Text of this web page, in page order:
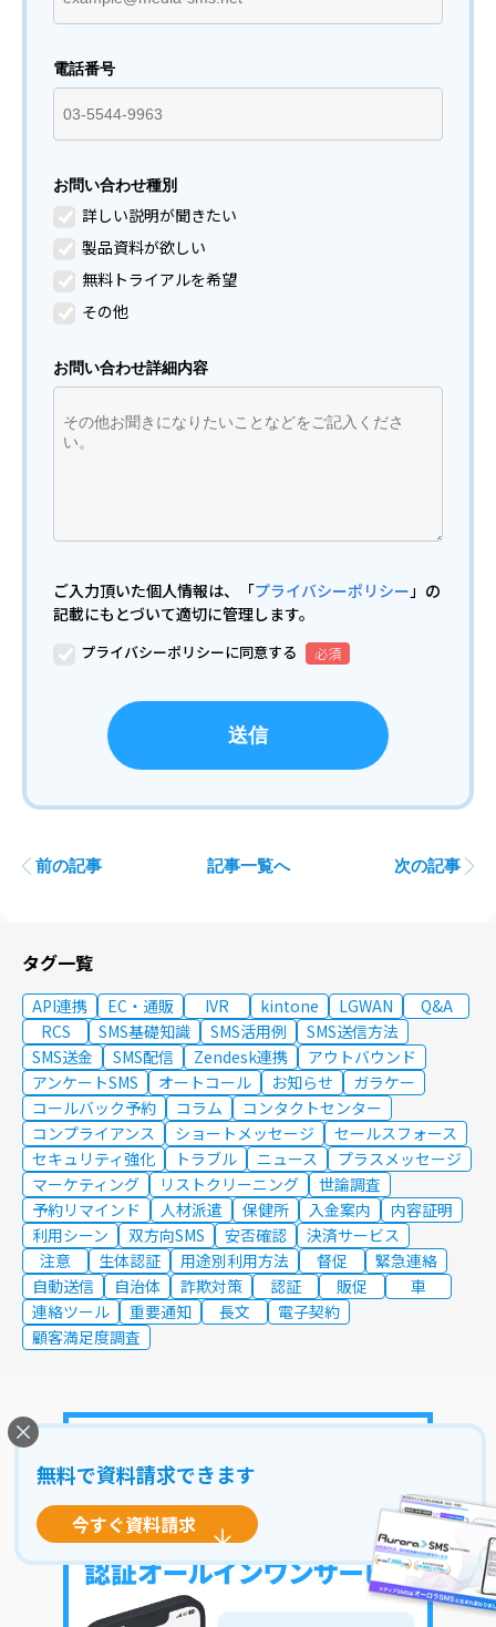
電話番号
お問い合わせ種別
詳しい説明が聞きたい
製品資料が欲しい
無料トライアルを希望
その他
お問い合わせ詳細内容
ご入力頂いた個人情報は、「プライバシーポリシー」の
記載にもとづいて適切に管理します。
プライバシーポリシーに同意する
前の記事 記事一覧へ 次の記事
タグ一覧
API連携 EC・通販 IVR kintone LGWAN
Q&A
RCS
SMS基礎知識 SMS活用例
SMS送信方法
SMS送金
SMS配信 Zendesk連携
アウトバウンド
アンケートSMS
オートコール お知らせ
ガラケー
コールバック予約
コラム
コンタクトセンター
コンプライアンス
ショートメッセージ
セールスフォース
セキュリティ強化
トラブル ニュース
プラスメッセージ
マーケティング
リストクリーニング
世論調査
予約リマインド
人材派遣 保健所 入金案内
内容証明
利用シーン
双方向SMS 安否確認
決済サービス
注意
生体認証 用途別利用方法 督促
緊急連絡
自動送信
自治体 詐欺対策 認証 販促
車
連絡ツール
重要通知 長文
電子契約
顧客満足度調査
無料で資料請求できます
今すぐ資料請求